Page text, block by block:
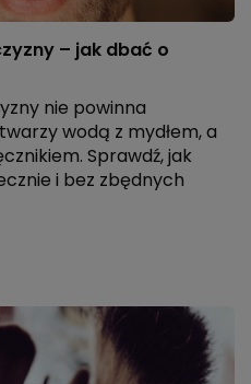
– jak dbać o
nie powinna
wodą z mydłem, a
Sprawdź, jak
i bez zbędnych